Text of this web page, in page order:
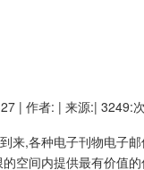
| 作者: | 来源:| 3249:
来,各种电子刊物电子
空间内提供最有价值的